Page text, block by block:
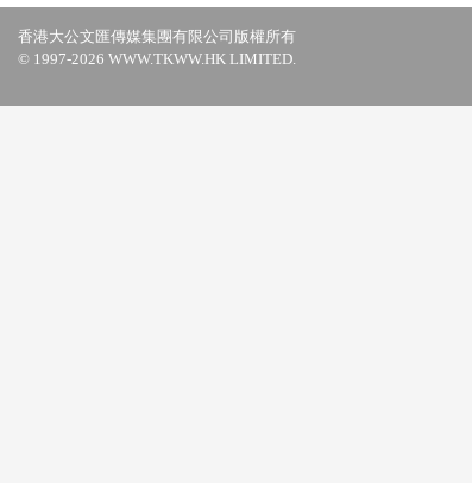
香港大公文匯傳媒集團有限公司版權所有
© 1997-2026 WWW.TKWW.HK LIMITED.